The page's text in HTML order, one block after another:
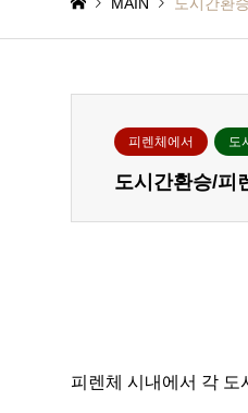
피렌체에서 도
도시간환승/피
피렌체 시내에서 각